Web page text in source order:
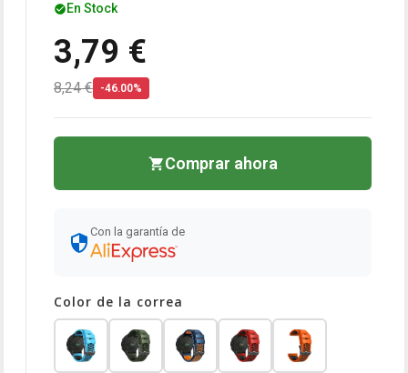
En Stock
3,79 €
8,24 € -46.00%
Comprar ahora
Con la garantía de
Color de la correa